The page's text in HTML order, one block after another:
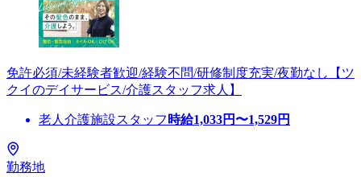
免許必須/未経験者歓迎/経験不問/研修制度充実/夜勤なし【ツ
クイのデイサービス/介護スタッフ求人】
老人介護施設スタッフ 時給1,033円〜1,529円
勤務地